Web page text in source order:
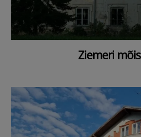
Ziemeri mõis